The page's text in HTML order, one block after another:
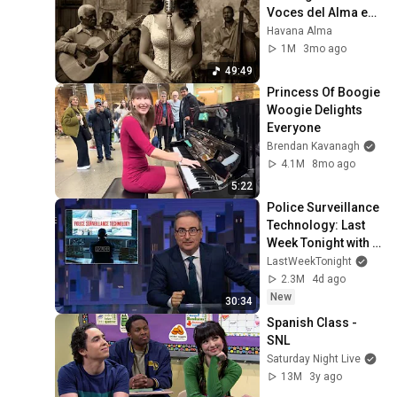
65
Montana - Good Rockin
Boogie - 2020
Antonio Montana Madrid
66
Montana - Good Rockin
Boogie - 2020
Antonio Montana Madrid
67
Montana- La Bamba - 2019
Antonio Montana Madrid
68
Montana - Aleluya - 2020
Antonio Montana Madrid
69
Montana - Aline - 2020
Antonio Montana Madrid
70
MONTANA - UN DIA ENTRE
SEMANA - 1990-2020
Antonio Montana Madrid
Montana - Cradle of love -
49:49
Voces del Alma en
La Habana
Havana Alma
1M
3mo ago
5:22
Princess Of Boogie
Woogie Delights
Everyone
Brendan Kavanagh
4.1M
8mo ago
30:34
Police Surveillance
Technology: Last
Week Tonight with
John Oliver (HBO)
LastWeekTonight
2.3M
4d ago
New
Spanish Class -
SNL
Saturday Night Live
13M
3y ago